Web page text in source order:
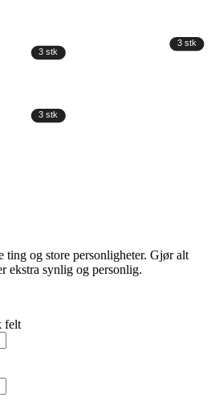
ting og store personligheter. Gjør alt
ekstra synlig og personlig.
felt